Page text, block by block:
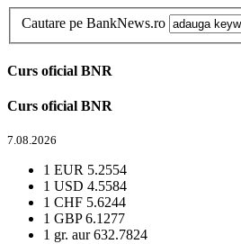
Cautare pe BankNews.ro
Curs oficial BNR
Curs oficial BNR
7.08.2026
1 EUR 5.2554
1 USD 4.5584
1 CHF 5.6244
1 GBP6.1277
1 gr. aur632.7824